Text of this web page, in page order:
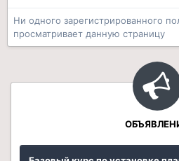
Ни одного зарегистрированного
просматривает данную страницу